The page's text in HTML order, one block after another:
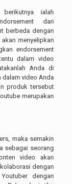
ialah
dari
berbeda dengan
menyelipkan
endorsement
dalam video
Anda di
dalam video Anda
produk tersebut
merupakan
maka semakin
sebagai seorang
video akan
dengan
dengan